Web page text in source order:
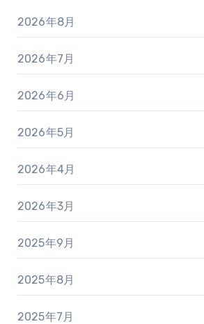
2026年8月
2026年7月
2026年6月
2026年5月
2026年4月
2026年3月
2025年9月
2025年8月
2025年7月